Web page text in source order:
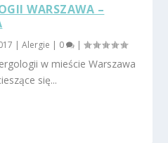
WARSZAWA –
|Alergie | 0 |
w mieście Warszawa
się...